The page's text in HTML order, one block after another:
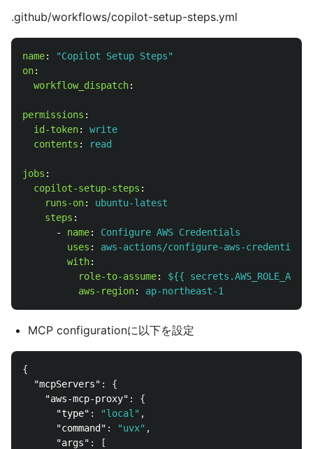
.github/workflows/copilot-setup-steps.yml
name: "Copilot Setup Steps"
on:
workflow_dispatch:
permissions :
id-token:
write
contents : read
jobs :
copilot-setup-steps :
runs-on:
ubuntu-latest
steps :
-
name:
Configure AWS Credentials
uses :
aws-actions/configure-aws-
with:
role-to-assume:
${{ secrets.AWS_ROLE_ARN
aws-region: ap-northeast-1
MCP configurationに以下を設定
{
"mcpServers" :
{
"aws-mcp-proxy" :
{
"type" : "local" ,
"command" : "uvx" ,
"args" :
[